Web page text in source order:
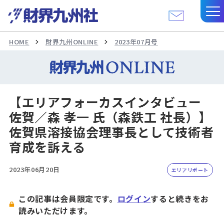
HOME 財界九州ONLINE 2023年07月号
【エリアフォーカスインタビュー
佐賀／森 孝一 氏（森鉄工 社長）】
佐賀県溶接協会理事長として技術者
育成を訴える
2023年06月20日 エリアリポート
この記事は会員限定です。 ログインすると続きをお
読みいただけます。